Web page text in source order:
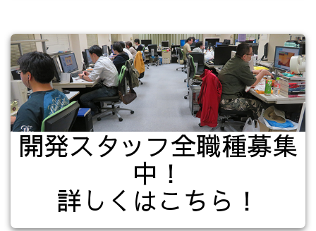
開発スタッフ全職種募集
中！
詳しくはこちら！